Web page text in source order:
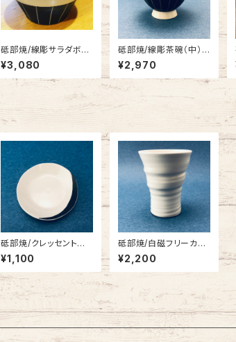
砥部焼/線彫サラダボウ
ル(小)/一夢工房
¥3,080
砥部焼/線彫茶碗（中）/
一夢工房
¥2,970
砥部焼/クレッセント豆
皿/一夢工房
¥1,100
砥部焼/白磁フリーカッ
プ（大）/一夢工房
¥2,200